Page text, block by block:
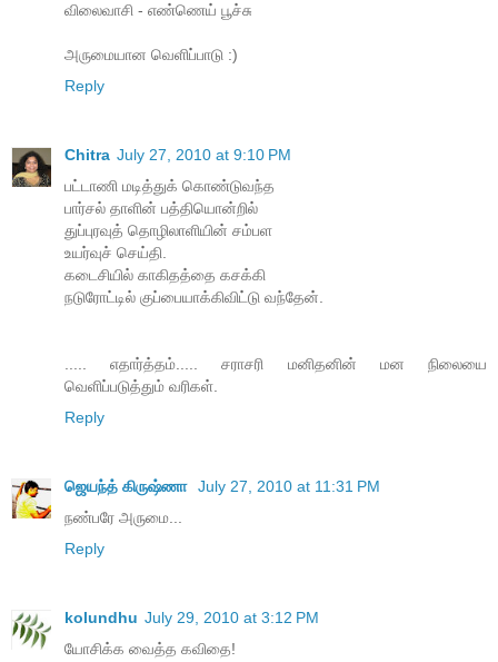
விலைவாசி - எண்ணெய் பூச்சு
அருமையான வெளிப்பாடு :)
Reply
Chitra July 27, 2010 at 9:10 PM
பட்டாணி மடித்துக் கொண்டுவந்த
பார்சல் தாளின் பத்தியொன்றில்
துப்புரவுத் தொழிலாளியின் சம்பள
உயர்வுச் செய்தி.
கடைசியில் காகிதத்தை கசக்கி
நடுரோட்டில் குப்பையாக்கிவிட்டு வந்தேன்.
..... எதார்த்தம்..... சராசரி மனிதனின் மன நிலையை
வெளிப்படுத்தும் வரிகள்.
Reply
ஜெயந்த் கிருஷ்ணா July 27, 2010 at 11:31 PM
நண்பரே அருமை...
Reply
kolundhu July 29, 2010 at 3:12 PM
யோசிக்க வைத்த கவிதை!